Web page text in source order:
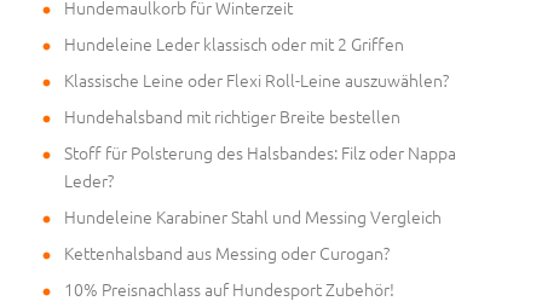
Hundemaulkorb für Winterzeit
Hundeleine Leder klassisch oder mit 2 Griffen
Klassische Leine oder Flexi Roll-Leine auszuwählen?
Hundehalsband mit richtiger Breite bestellen
Stoff für Polsterung des Halsbandes: Filz oder Nappa
Leder?
Hundeleine Karabiner Stahl und Messing Vergleich
Kettenhalsband aus Messing oder Curogan?
10% Preisnachlass auf Hundesport Zubehör!